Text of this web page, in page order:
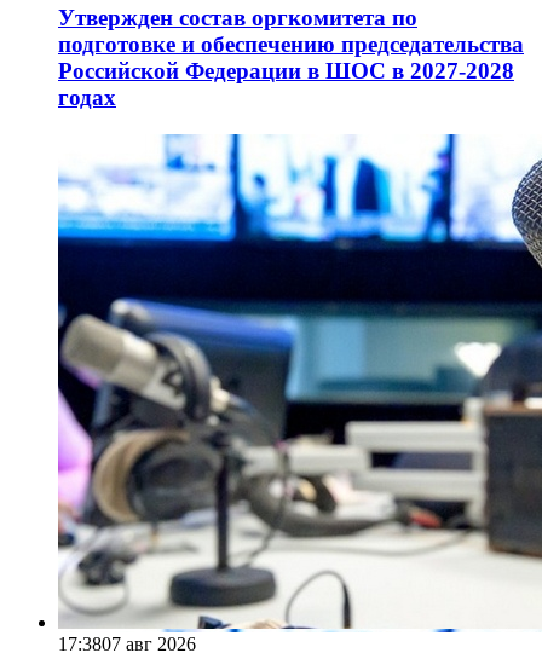
Утвержден состав оргкомитета по
подготовке и обеспечению председательства
Российской Федерации в ШОС в 2027-2028
годах
17:3807 авг 2026